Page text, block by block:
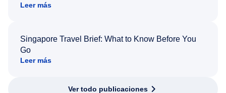
Leer más
Singapore Travel Brief: What to Know Before You
Go
Leer más
Ver todo publicaciones